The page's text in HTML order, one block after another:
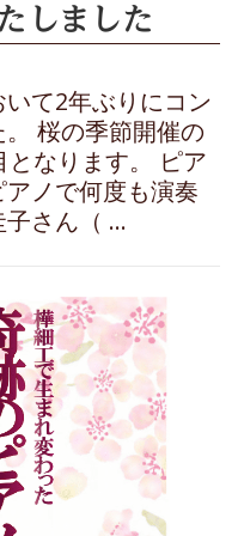
しました
て2年ぶりにコン
桜の季節開催の
なります。 ピア
ノで何度も演奏
子さん（ …